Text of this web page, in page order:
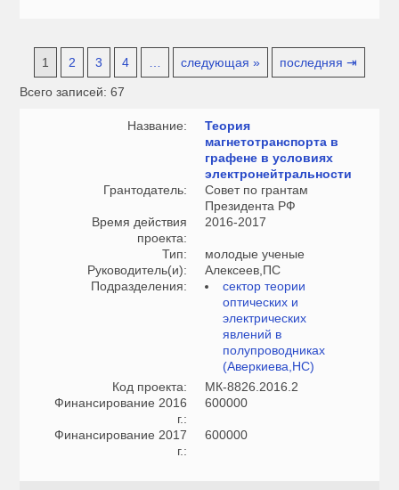
1 2 3 4 следующая » последняя ⇥
Всего записей: 67
Название:
Теория
магнетотранспорта в
графене в условиях
электронейтральности
Грантодатель:
Совет по грантам
Президента РФ
Время действия
проекта:
2016-2017
Тип:
молодые ученые
Руководитель(и):
Алексеев,ПС
Подразделения:
сектор теории
оптических и
электрических
явлений в
полупроводниках
(Аверкиева,НС)
Код проекта:
МК-8826.2016.2
Финансирование 2016
г.:
600000
Финансирование 2017
г.:
600000